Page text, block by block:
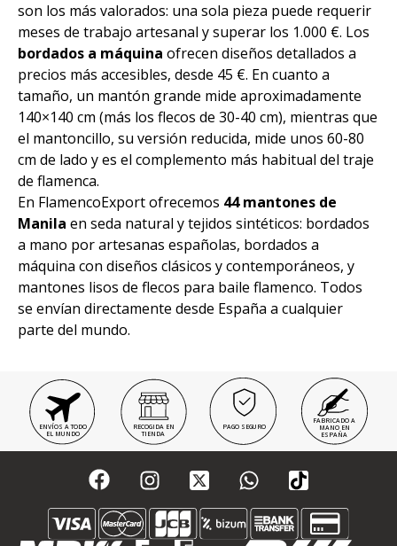
son los más valorados: una sola pieza puede requerir
meses de trabajo artesanal y superar los 1.000 €. Los
bordados a máquina ofrecen diseños detallados a
precios más accesibles, desde 45 €. En cuanto a
tamaño, un mantón grande mide aproximadamente
140×140 cm (más los flecos de 30-40 cm), mientras que
el mantoncillo, su versión reducida, mide unos 60-80
cm de lado y es el complemento más habitual del traje
de flamenca.
En FlamencoExport ofrecemos 44 mantones de
Manila en seda natural y tejidos sintéticos: bordados
a mano por artesanas españolas, bordados a
máquina con diseños clásicos y contemporáneos, y
mantones lisos de flecos para baile flamenco. Todos
se envían directamente desde España a cualquier
parte del mundo.
ENVÍOS A TODO
EL MUNDO
RECOGIDA EN
TIENDA
PAGO SEGURO
FABRICADO A
MANO EN
ESPAÑA